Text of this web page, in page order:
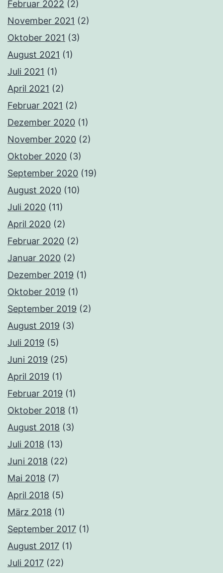
Februar 2022 (2)
November 2021 (2)
Oktober 2021 (3)
August 2021 (1)
Juli 2021 (1)
April 2021 (2)
Februar 2021 (2)
Dezember 2020 (1)
November 2020 (2)
Oktober 2020 (3)
September 2020 (19)
August 2020 (10)
Juli 2020 (11)
April 2020 (2)
Februar 2020 (2)
Januar 2020 (2)
Dezember 2019 (1)
Oktober 2019 (1)
September 2019 (2)
August 2019 (3)
Juli 2019 (5)
Juni 2019 (25)
April 2019 (1)
Februar 2019 (1)
Oktober 2018 (1)
August 2018 (3)
Juli 2018 (13)
Juni 2018 (22)
Mai 2018 (7)
April 2018 (5)
März 2018 (1)
September 2017 (1)
August 2017 (1)
Juli 2017 (22)